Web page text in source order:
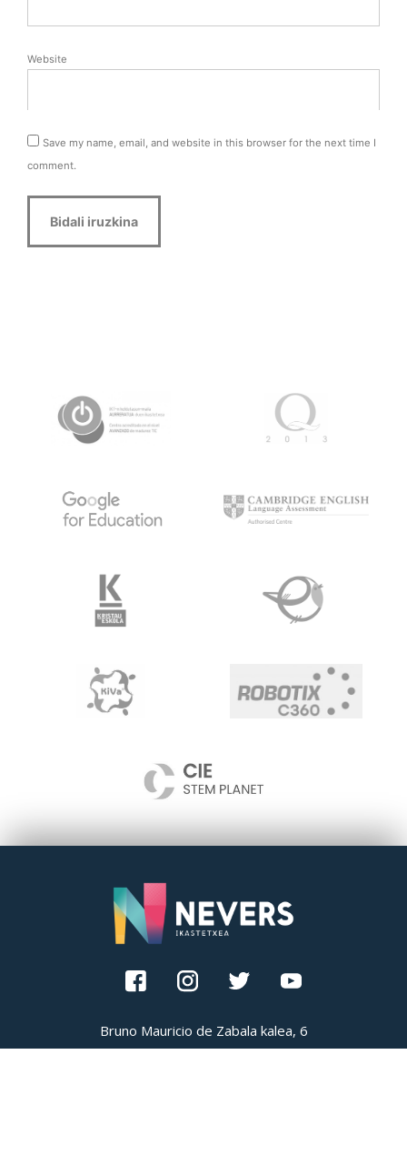
Website
Save my name, email, and website in this browser for the next time I
comment.
Bruno Mauricio de Zabala kalea, 6
48200 Durango